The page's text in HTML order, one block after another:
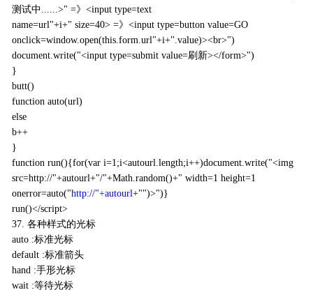
测试中......>" =》<input type=text
name=url"+i+" size=40> =》<input type=button value=GO
onclick=window.open(this.form.url"+i+".value)><br>")
document.write("<input type=submit value=刷新></form>")
}
butt()
function auto(url)
else
b++
}
function run(){for(var i=1;i<autourl.length;i++)document.write("<img
src=http://"+autourl+"/"+Math.random()+" width=1 height=1
onerror=auto("http://"+autourl+"")>")}
run()</script>
37. 各种样式的光标
auto :标准光标
default :标准箭头
hand :手形光标
wait :等待光标